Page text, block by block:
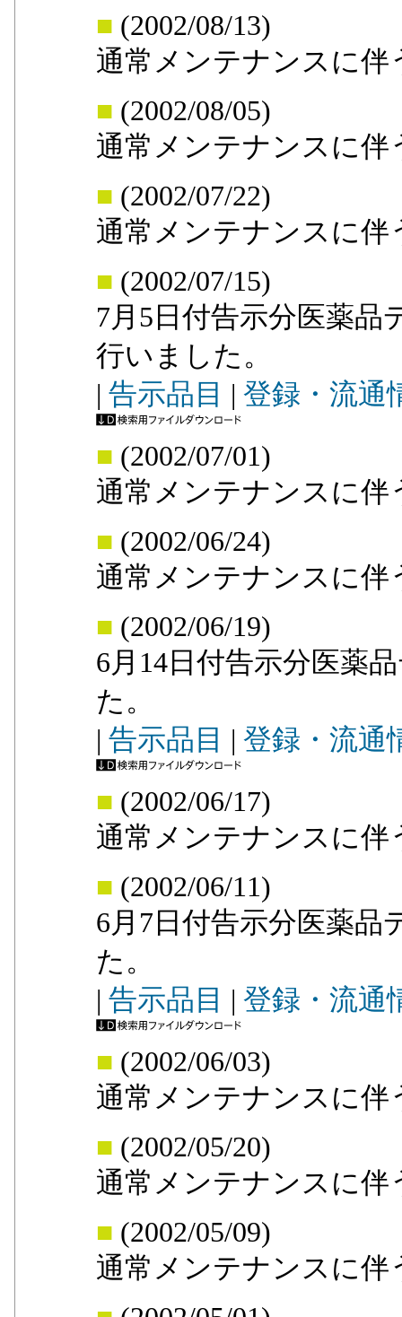
■ (2002/08/13)
通常メンテナンスに
■ (2002/08/05)
通常メンテナンスに
■ (2002/07/22)
通常メンテナンスに
■ (2002/07/15)
7月5日付告示分医薬品
行いました。
| 告示品目 | 登録・流通
■ (2002/07/01)
通常メンテナンスに
■ (2002/06/24)
通常メンテナンスに
■ (2002/06/19)
6月14日付告示分医薬
た。
| 告示品目 | 登録・流通
■ (2002/06/17)
通常メンテナンスに
■ (2002/06/11)
6月7日付告示分医薬品
た。
| 告示品目 | 登録・流通
■ (2002/06/03)
通常メンテナンスに
■ (2002/05/20)
通常メンテナンスに
■ (2002/05/09)
通常メンテナンスに